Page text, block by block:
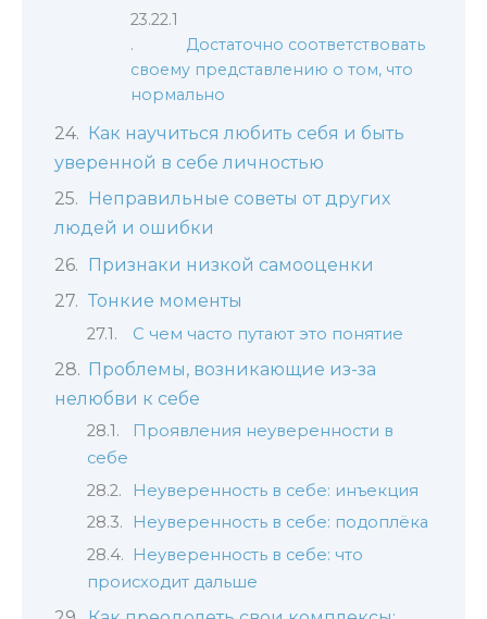
Достаточно соответствовать
своему представлению о том, что
нормально
Как научиться любить себя и быть
уверенной в себе личностью
Неправильные советы от других
людей и ошибки
Признаки низкой самооценки
Тонкие моменты
С чем часто путают это понятие
Проблемы, возникающие из-за
нелюбви к себе
Проявления неуверенности в
себе
Неуверенность в себе: инъекция
Неуверенность в себе: подоплёка
Неуверенность в себе: что
происходит дальше